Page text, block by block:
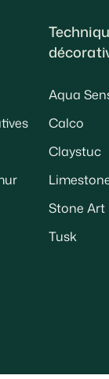
Aqua
Calco
Claystuc
Stone Art
Tusk